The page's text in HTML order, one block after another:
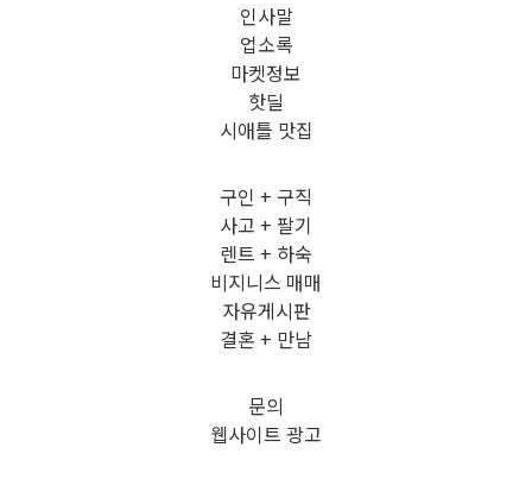
인사말
업소록
마켓정보
핫딜
시애틀 맛집
구인 + 구직
사고 + 팔기
렌트 + 하숙
비지니스 매매
자유게시판
결혼 + 만남
문의
웹사이트 광고